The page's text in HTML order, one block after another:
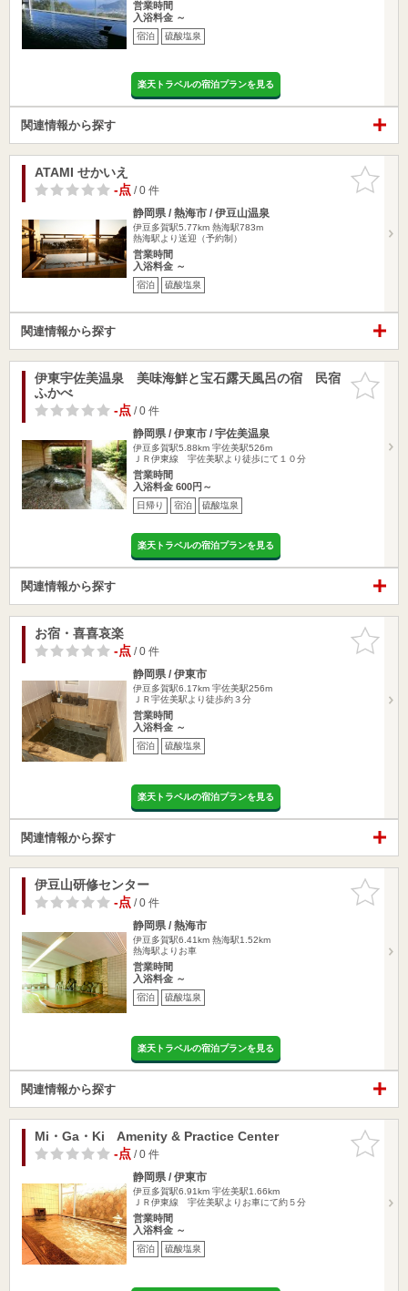
営業時間
入浴料金 ～
宿泊 硫酸塩泉
楽天トラベルの宿泊プランを見る
関連情報から探す
お気に入
りに追加
ATAMI せかいえ
-点/ 0 件
静岡県 / 熱海市 / 伊豆山温泉
伊豆多賀駅5.77km 熱海駅783m
熱海駅より送迎（予約制）
営業時間
入浴料金 ～
宿泊 硫酸塩泉
関連情報から探す
お気に入
りに追加
伊東宇佐美温泉 美味海鮮と宝石露天風呂の宿 民宿
ふかべ
-点/ 0 件
静岡県 / 伊東市 / 宇佐美温泉
伊豆多賀駅5.88km 宇佐美駅526m
ＪＲ伊東線 宇佐美駅より徒歩にて１０分
営業時間
入浴料金 600円～
日帰り 宿泊 硫酸塩泉
楽天トラベルの宿泊プランを見る
関連情報から探す
お気に入
りに追加
お宿・喜喜哀楽
-点/ 0 件
静岡県 / 伊東市
伊豆多賀駅6.17km 宇佐美駅256m
ＪＲ宇佐美駅より徒歩約３分
営業時間
入浴料金 ～
宿泊 硫酸塩泉
楽天トラベルの宿泊プランを見る
関連情報から探す
お気に入
りに追加
伊豆山研修センター
-点/ 0 件
静岡県 / 熱海市
伊豆多賀駅6.41km 熱海駅1.52km
熱海駅よりお車
営業時間
入浴料金 ～
宿泊 硫酸塩泉
楽天トラベルの宿泊プランを見る
関連情報から探す
お気に入
りに追加
Mi・Ga・Ki Amenity & Practice Center
-点/ 0 件
静岡県 / 伊東市
伊豆多賀駅6.91km 宇佐美駅1.66km
ＪＲ伊東線 宇佐美駅よりお車にて約５分
営業時間
入浴料金 ～
宿泊 硫酸塩泉